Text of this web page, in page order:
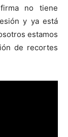
no tiene
y ya está
estamos
de recortes